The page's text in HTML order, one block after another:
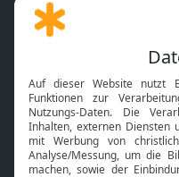
Gott und Bibel erklärt
Neuigkeiten